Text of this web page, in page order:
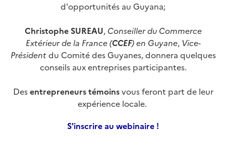
d'opportunités au Guyana;
Christophe SUREAU, Conseiller du Commerce
Extérieur de la France (CCEF) en Guyane, Vice-
Présidentdu Comité des Guyanes, donnera quelques
conseils aux entreprises participantes.
Desentrepreneurs témoinsvous feront part de leur
expérience locale.
S'inscrire au webinaire !